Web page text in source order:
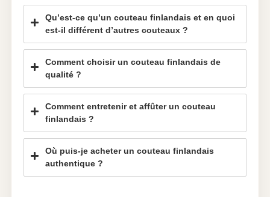
Qu’est-ce qu’un couteau finlandais et en quoi
est-il différent d’autres couteaux ?
Comment choisir un couteau finlandais de
qualité ?
Comment entretenir et affûter un couteau
finlandais ?
Où puis-je acheter un couteau finlandais
authentique ?